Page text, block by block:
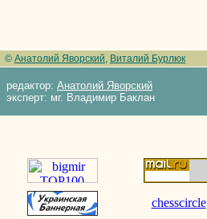
© Анатолий Яворский, Виталий Бурлюк
редактор: Анатолий Яворский
эксперт: мг. Владимир Баклан
chesscircle